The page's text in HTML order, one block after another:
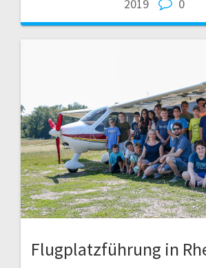
2019
0
Flugplatzführung in